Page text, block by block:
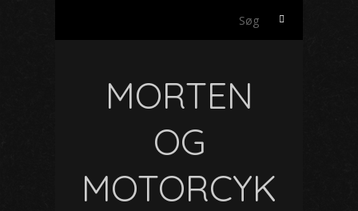
Søg
MORTEN
OG
MOTORCYK